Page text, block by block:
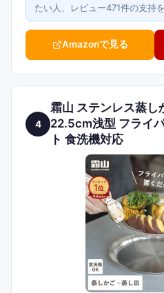
たい人、レビュー471件の支持
Amazonで見る
4
霜山 ステンレス蒸し
22.5cm浅型 フライ
ト 食洗機対応